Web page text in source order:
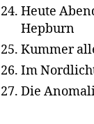
Heute
Hepburn
Kummer
Im
Die